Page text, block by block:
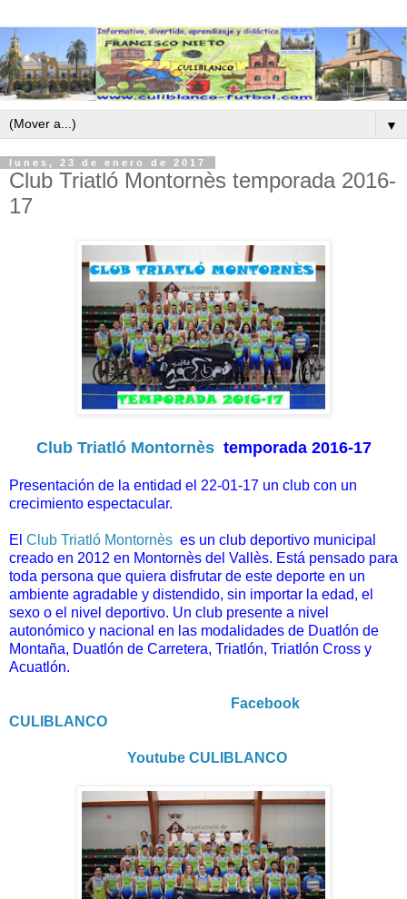
▼
lunes, 23 de enero de 2017
Club Triatló Montornès temporada 2016-
17
Club Triatló Montornès temporada 2016-17
Presentación de la entidad el 22-01-17 un club con un
crecimiento espectacular.
El Club Triatló Montornès es un club deportivo municipal
creado en 2012 en Montornès del Vallès. Está pensado para
toda persona que quiera disfrutar de este deporte en un
ambiente agradable y distendido, sin importar la edad, el
sexo o el nivel deportivo. Un club presente a nivel
autonómico y nacional en las modalidades de Duatlón de
Montaña, Duatlón de Carretera, Triatlón, Triatlón Cross y
Acuatlón.
Facebook
CULIBLANCO
Youtube CULIBLANCO